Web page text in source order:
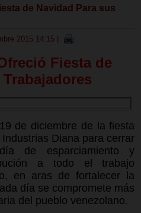
de Navidad Para sus
2015 14:15
Fiesta de
de diciembre de la fiesta
Diana para cerrar
de esparciamiento y
a todo el trabajo
en aras de fortalecer la
día se compromete más
del pueblo venezolano.